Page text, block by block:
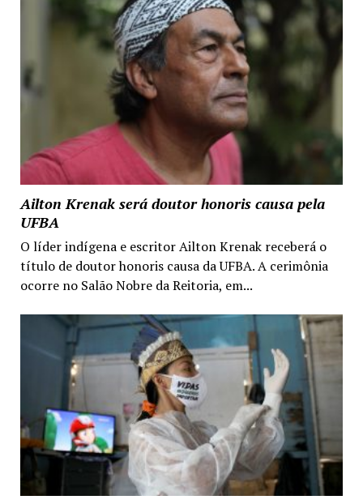
Ailton Krenak será doutor honoris causa pela
UFBA
O líder indígena e escritor Ailton Krenak receberá o
título de doutor honoris causa da UFBA. A cerimônia
ocorre no Salão Nobre da Reitoria, em...